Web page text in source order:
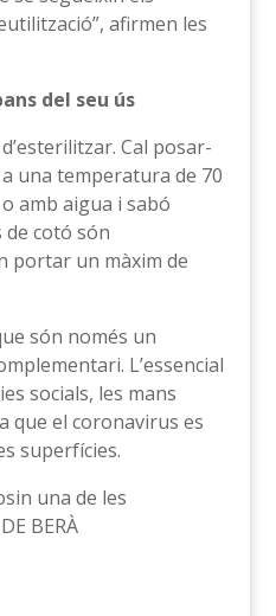
afirmen les
del seu ús
Cal posar-
una temperatura de 70
amb aigua i sabó
de cotó són
portar un màxim de
són només un
L’essencial
socials, les mans
que el coronavirus es
superfícies.
una de les
BERÀ